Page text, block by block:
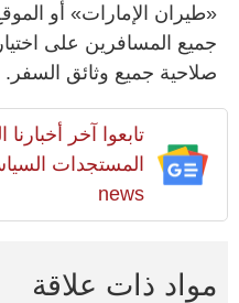
«طيران الإمارات» أو
جميع المسافرين على
صلاحية جميع وثائق السفر.
تابعوا آخر
news
مواد ذات علاقة